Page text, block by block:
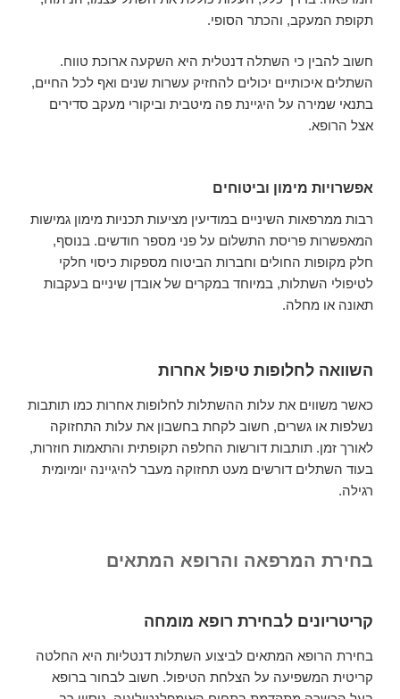
תקופת המעקב, והכתר הסופי.
חשוב להבין כי השתלה דנטלית היא השקעה ארוכת טווח.
השתלים איכותיים יכולים להחזיק עשרות שנים ואף לכל החיים,
בתנאי שמירה על היגיינת פה מיטבית וביקורי מעקב סדירים
אצל הרופא.
אפשרויות מימון וביטוחים
רבות ממרפאות השיניים במודיעין מציעות תכניות מימון גמישות
המאפשרות פריסת התשלום על פני מספר חודשים. בנוסף,
חלק מקופות החולים וחברות הביטוח מספקות כיסוי חלקי
לטיפולי השתלות, במיוחד במקרים של אובדן שיניים בעקבות
תאונה או מחלה.
השוואה לחלופות טיפול אחרות
כאשר משווים את עלות ההשתלות לחלופות אחרות כמו תותבות
נשלפות או גשרים, חשוב לקחת בחשבון את עלות התחזוקה
לאורך זמן. תותבות דורשות החלפה תקופתית והתאמות חוזרות,
בעוד השתלים דורשים מעט תחזוקה מעבר להיגיינה יומיומית
רגילה.
בחירת המרפאה והרופא המתאים
קריטריונים לבחירת רופא מומחה
בחירת הרופא המתאים לביצוע השתלות דנטליות היא החלטה
קריטית המשפיעה על הצלחת הטיפול. חשוב לבחור ברופא